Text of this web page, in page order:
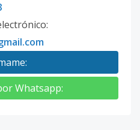
:
:
Whatsapp: